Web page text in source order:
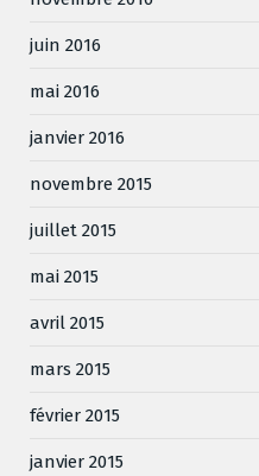
juin 2016
mai 2016
janvier 2016
novembre 2015
juillet 2015
mai 2015
avril 2015
mars 2015
février 2015
janvier 2015